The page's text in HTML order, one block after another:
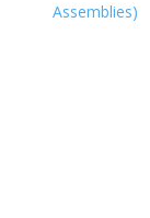
Assemblies)